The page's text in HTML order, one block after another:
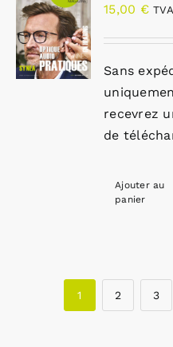
15,00 €
Sans
recevrez
de
Ajouter au
panier
1 2 3